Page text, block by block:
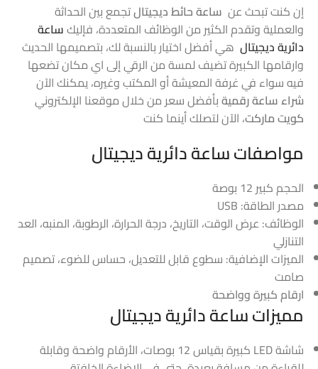
إن كنت تبحث عن ساعة حائطديجيتالتجمع بين الحداثة
والعملية وتقدم الكثير من الوظائف المتعددة، فإليكساعة
دائرية ديجيتال هي أفضل اختيار بالنسبة لك، بتصميمها الحديث
وارقامها الكبيرة تضيف لمسة من الرقي إلى اي مكان تضعها
فيه سواء في غرفة المعيشة أو المكتب وغيره، يمكنك الآن
شراءساعة رقميةبأفضل سعر من خلال موقعنا الإلكتروني
كويت ماركت، الآن لتصلك أينما كنت
مواصفات ساعة دائرية ديجيتال
الحجم كبير 12 بوصة
مصدر الطاقة: USB
الوظائف: عرض الوقت، التاريخ، درجة الحرارة، الرطوبة، المنبه، العد
التنازلي
الميزات الإضافية: سطوع قابل للتعديل، حساس للضوء، تصميم
صامت
ارقام كبيرة وواضحة
مميزات ساعة دائرية ديجيتال
شاشة LED كبيرة بقياس 12 بوصات، الأرقام واضحة وقابلة